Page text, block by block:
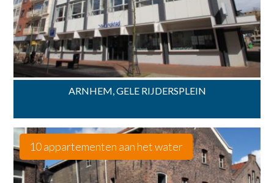
ARNHEM, GELE RIJDERSPLEIN
10 appartementen aan het water